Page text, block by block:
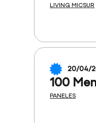
LIVING MICSUR
20/04/
100
PANELES